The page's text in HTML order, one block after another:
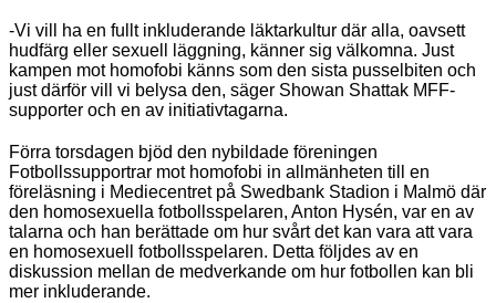
-Vi vill ha en fullt inkluderande läktarkultur där alla, oavsett
hudfärg eller sexuell läggning, känner sig välkomna. Just
kampen mot homofobi känns som den sista pusselbiten och
just därför vill vi belysa den, säger Showan Shattak MFF-
supporter och en av initiativtagarna.
Förra torsdagen bjöd den nybildade föreningen
Fotbollssupportrar mot homofobi in allmänheten till en
föreläsning i Mediecentret på Swedbank Stadion i Malmö där
den homosexuella fotbollsspelaren, Anton Hysén, var en av
talarna och han berättade om hur svårt det kan vara att vara
en homosexuell fotbollsspelaren. Detta följdes av en
diskussion mellan de medverkande om hur fotbollen kan bli
mer inkluderande.